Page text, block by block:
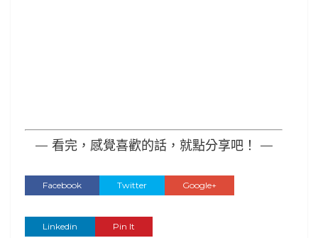
— 看完，感覺喜歡的話，就點分享吧！ —
Facebook Twitter Google+
Linkedin Pin It